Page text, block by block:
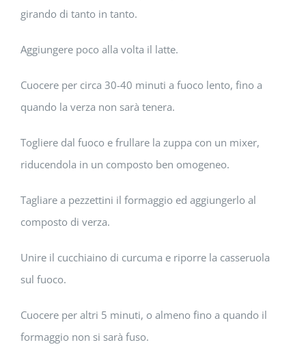
girando di tanto in tanto.
Aggiungere poco alla volta il latte.
Cuocere per circa 30-40 minuti a fuoco lento, fino a
quando la verza non sarà tenera.
Togliere dal fuoco e frullare la zuppa con un mixer,
riducendola in un composto ben omogeneo.
Tagliare a pezzettini il formaggio ed aggiungerlo al
composto di verza.
Unire il cucchiaino di curcuma e riporre la casseruola
sul fuoco.
Cuocere per altri 5 minuti, o almeno fino a quando il
formaggio non si sarà fuso.